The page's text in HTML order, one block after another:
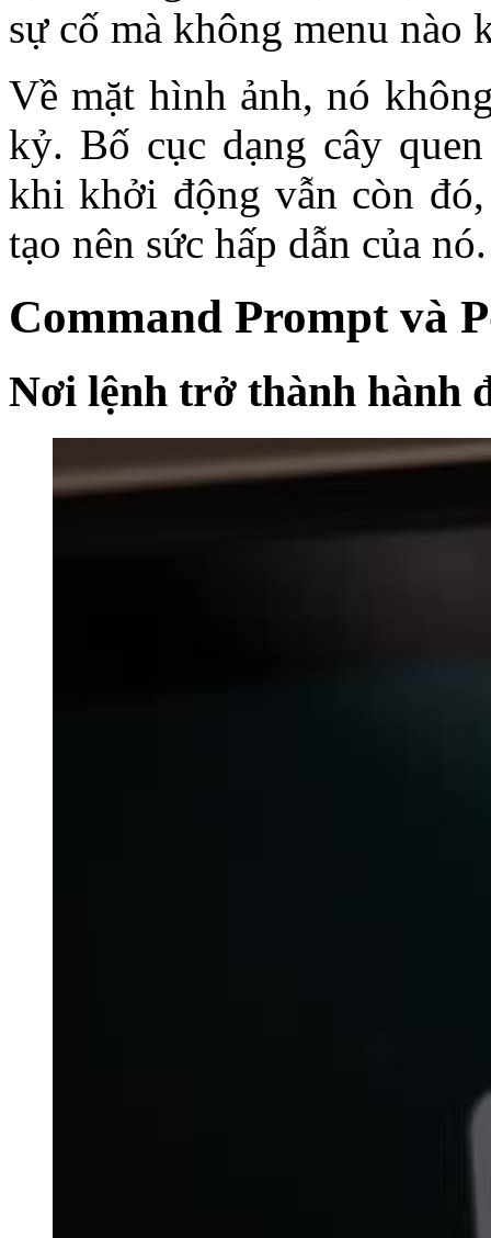
sự cố mà không menu nào
Về mặt hình ảnh, nó
kỷ. Bố cục dạng cây
khi khởi động vẫn còn
tạo nên sức hấp dẫn của nó.
Command Prompt và
Nơi lệnh trở thành hành